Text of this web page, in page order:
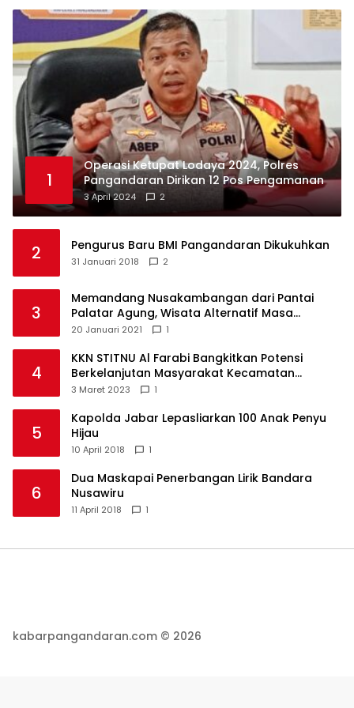
1
Operasi Ketupat Lodaya 2024, Polres
Pangandaran Dirikan 12 Pos Pengamanan
3 April 2024 2
2 Pengurus Baru BMI Pangandaran Dikukuhkan
31 Januari 2018 2
3
Memandang Nusakambangan dari Pantai
Palatar Agung, Wisata Alternatif Masa
Pandemi
20 Januari 2021 1
4
KKN STITNU Al Farabi Bangkitkan Potensi
Berkelanjutan Masyarakat Kecamatan
Langkaplancar
3 Maret 2023 1
5
Kapolda Jabar Lepasliarkan 100 Anak Penyu
Hijau
10 April 2018 1
6
Dua Maskapai Penerbangan Lirik Bandara
Nusawiru
11 April 2018 1
kabarpangandaran.com © 2026